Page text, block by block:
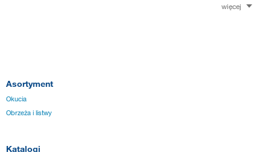
więcej
Asortyment
Okucia
Obrzeża i listwy
Katalogi